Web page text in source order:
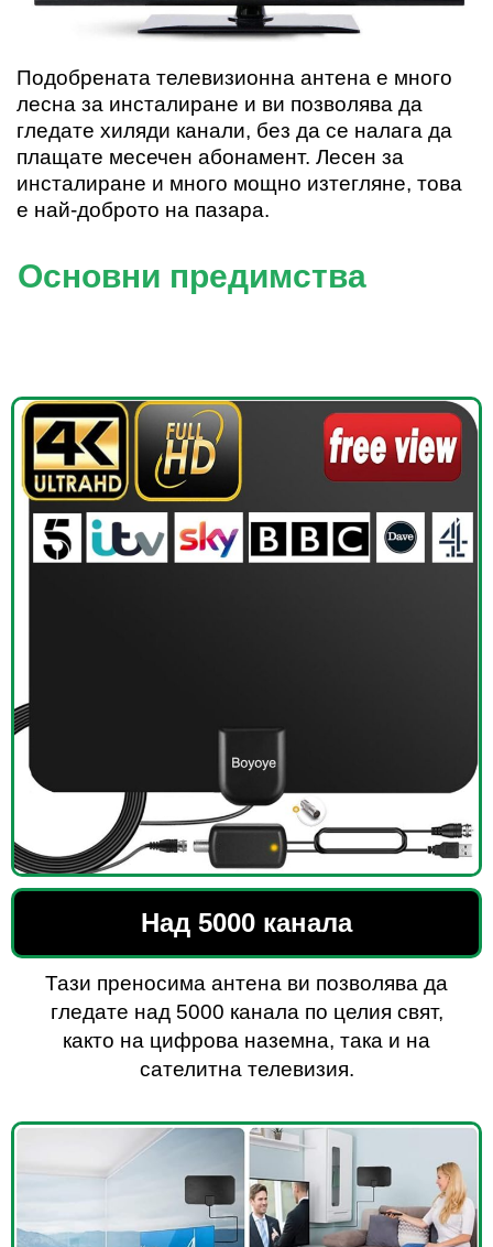
Подобрената телевизионна антена е много
лесна за инсталиране и ви позволява да
гледате хиляди канали, без да се налага да
плащате месечен абонамент. Лесен за
инсталиране и много мощно изтегляне, това
е най-доброто на пазара.
Основни предимства
Над 5000 канала
Тази преносима антена ви позволява да
гледате над 5000 канала по целия свят,
както на цифрова наземна, така и на
сателитна телевизия.